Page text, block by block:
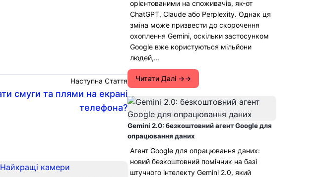
Наступна Стаття
смуги та плями на екрані
телефона?
орієнтованими на споживачів, як-от
ChatGPT, Claude або Perplexity. Однак ця
зміна може призвести до скорочення
охоплення Gemini, оскільки застосунком
Google вже користуються мільйони
людей,...
Читати Далі →
Gemini 2.0: безкоштовний агент Google для
опрацювання даних
Агент Google для опрацювання даних:
новий безкоштовний помічник на базі
штучного інтелекту Gemini 2.0, який